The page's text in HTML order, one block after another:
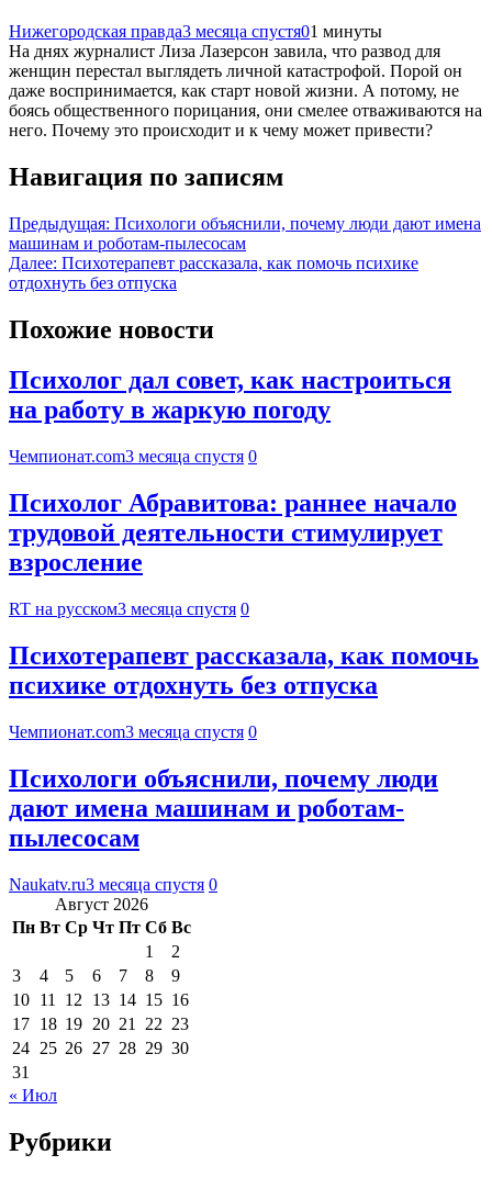
Нижегородская правда3 месяца спустя01 минуты
На днях журналист Лиза Лазерсон завила, что развод для
женщин перестал выглядеть личной катастрофой. Порой он
даже воспринимается, как старт новой жизни. А потому, не
боясь общественного порицания, они смелее отваживаются на
него. Почему это происходит и к чему может привести?
Навигация по записям
Предыдущая: Психологи объяснили, почему люди дают имена
машинам и роботам-пылесосам
Далее: Психотерапевт рассказала, как помочь психике
отдохнуть без отпуска
Похожие новости
Психолог дал совет, как настроиться
на работу в жаркую погоду
Чемпионат.com3 месяца спустя 0
Психолог Абравитова: раннее начало
трудовой деятельности стимулирует
взросление
RT на русском3 месяца спустя 0
Психотерапевт рассказала, как помочь
психике отдохнуть без отпуска
Чемпионат.com3 месяца спустя 0
Психологи объяснили, почему люди
дают имена машинам и роботам-
пылесосам
Naukatv.ru3 месяца спустя 0
Август 2026
Пн Вт Ср Чт Пт Сб Вс
1
2
3
4 5 6 7 8
9
10 11 12 13 14 15 16
17 18 19 20 21 22 23
24 25 26 27 28 29 30
31
« Июл
Рубрики